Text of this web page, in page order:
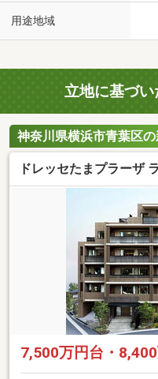
用途地域
立地に基づ
神奈川県横浜市青葉区
ドレッセたまプラーザ
7,500万円台・